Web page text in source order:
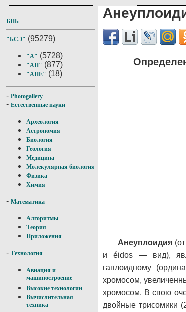
БНБ
"БСЭ" (95279)
"А" (5728)
"АН" (877)
"АНЕ" (18)
- Photogallery
- Естественные науки
Археология
Астрономия
Биология
Геология
Медицина
Молекулярная биология
Физика
Химия
- Математика
Алгоритмы
Теория
Приложения
- Технология
Авиация и
машиностроение
Высокие технологии
Вычислительная
техника
Анеуплоидия
и éidos — вид),
гаплоидному
хромосом,
хромосом. В свою
двойные трисомики